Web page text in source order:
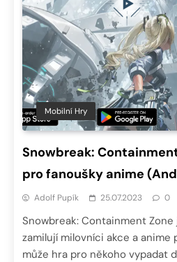
Mobilní Hry
Snowbreak:
pro fanoušky anime
Adolf Pupík 25.07.2023 0
Snowbreak: Containment
zamilují milovníci akce a anime
může hra pro někoho vypadat